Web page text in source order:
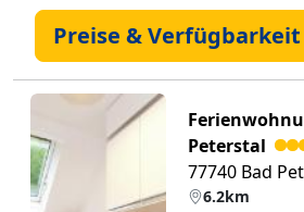
Preise &
Peterstal
77740 Bad
6.2km